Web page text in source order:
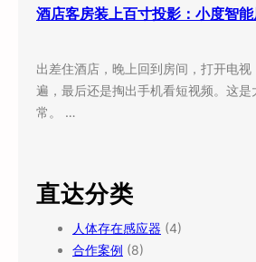
出差住酒店，晚上回到房间，打开电
遍，最后还是掏出手机看短视频。这是
常。 …
直达分类
人体存在感应器 (4)
合作案例 (8)